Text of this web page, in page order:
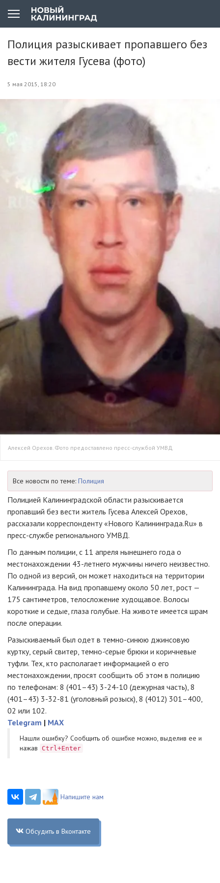
Полиция разыскивает пропавшего без
вести жителя Гусева (фото)
5 мая 2015, 18:20
Алексей Орехов. Фото предоставлено пресс-службой УМВД
Все новости по теме: Полиция
Полицией Калининградской области разыскивается
пропавший без вести житель Гусева Алексей Орехов,
рассказали корреспонденту «Нового Калининграда.Ru» в
пресс-службе регионального УМВД.
По данным полиции, с 11 апреля нынешнего года о
местонахождении 43-летнего мужчины ничего неизвестно.
По одной из версий, он может находиться на территории
Калининграда. На вид пропавшему около 50 лет, рост —
175 сантиметров, телосложение худощавое. Волосы
короткие и седые, глаза голубые. На животе имеется шрам
после операции.
Разыскиваемый был одет в темно-синюю джинсовую
куртку, серый свитер, темно-серые брюки и коричневые
туфли. Тех, кто располагает информацией о его
местонахождении, просят сообщить об этом в полицию
по телефонам: 8 (401–43) 3-24-10 (дежурная часть), 8
(401–43) 3-32-81 (уголовный розыск), 8 (4012) 301–400,
02 или 102.
Telegram | MAX
Нашли ошибку? Cообщить об ошибке можно, выделив ее и
нажав
Ctrl+Enter
Напишите нам
Обсудить в Вконтакте